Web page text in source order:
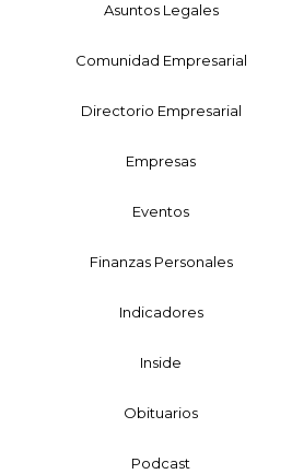
Asuntos Legales
Comunidad Empresarial
Directorio Empresarial
Empresas
Eventos
Finanzas Personales
Indicadores
Inside
Obituarios
Podcast